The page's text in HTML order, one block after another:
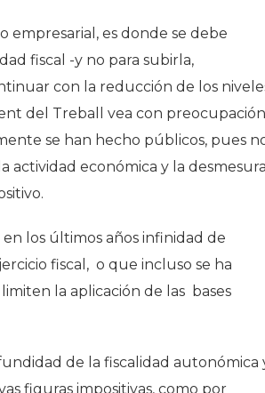
empresarial, es donde se debe
fiscal -y no para subirla,
con la reducción de los
del Treball vea con
se han hecho públicos, pues
actividad económica y la
los últimos años infinidad de
fiscal, o que incluso se ha
la aplicación de las bases
de la fiscalidad autonómica
figuras impositivas, como por